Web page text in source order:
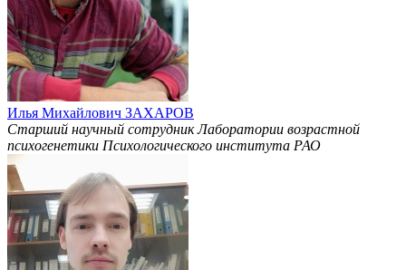
Илья Михайлович ЗАХАРОВ
Старший научный сотрудник Лаборатории возрастной
психогенетики Психологического института РАО